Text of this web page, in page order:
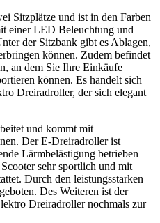
Sitzplätze und ist in den Farben
einer LED Beleuchtung und
der Sitzbank gibt es Ablagen,
können. Zudem befindet
an dem Sie Ihre Einkäufe
können. Es handelt sich
Dreiradroller, der sich elegant
und kommt mit
Der E-Dreiradroller ist
Lärmbelästigung betrieben
sehr sportlich und mit
Durch den leistungsstarken
Des Weiteren ist der
Dreiradroller nochmals zur